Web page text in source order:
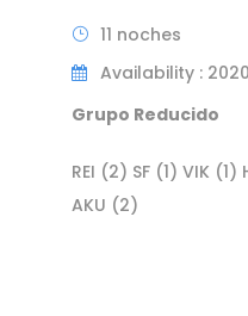
11 noches
Availability :
Grupo Reducido
REI (2) SF (1) VIK (1)
AKU (2)